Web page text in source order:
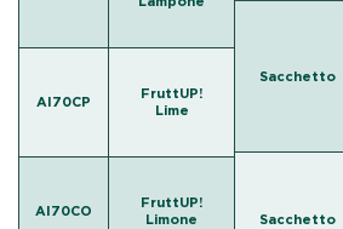
AI70CP
FruttUP!
Lime
AI70CO
FruttUP!
Limone
Sacchetto
Sacchetto